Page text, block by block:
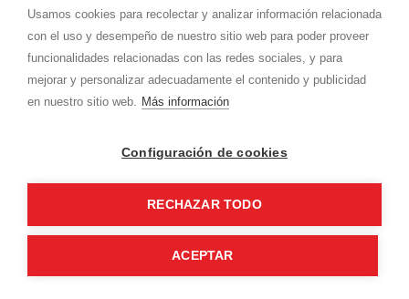
Usamos cookies para recolectar y analizar información relacionada
con el uso y desempeño de nuestro sitio web para poder proveer
funcionalidades relacionadas con las redes sociales, y para
mejorar y personalizar adecuadamente el contenido y publicidad
en nuestro sitio web. Más información
Configuración de cookies
RECHAZAR TODO
ACEPTAR
975.368.262
¡Síguenos en nuestras redes!